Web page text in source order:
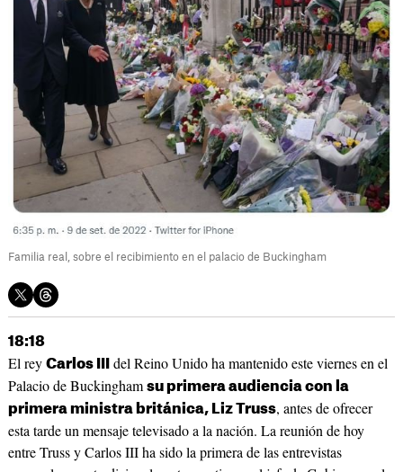
Familia real, sobre el recibimiento en el palacio de Buckingham
18:18
El rey Carlos III del Reino Unido ha mantenido este viernes en el
Palacio de Buckingham su primera audiencia con la
primera ministra británica, Liz Truss, antes de ofrecer
esta tarde un mensaje televisado a la nación. La reunión de hoy
entre Truss y Carlos III ha sido la primera de las entrevistas